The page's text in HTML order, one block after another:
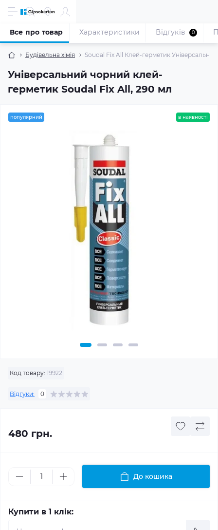
Будівельна хімія Soudal Fix All Клей-герметик
Універсальний чорний клей-
герметик Soudal Fix All, 290 мл
Все про товар Характеристики Відгуків 0
популярний в наявності
Код товару: 19922
Відгуки: 0
480 грн.
До кошика
Купити в 1 клік: